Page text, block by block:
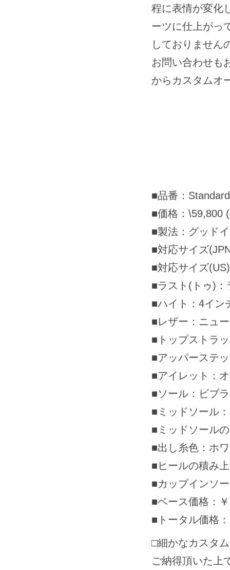
程に表情が変化
ーツに仕上がっ
しておりません
お問い合わせも
からカスタムオ
■品番：
■価格：\59,800
■製法：グッド
■対応サイズ
■対応サイズ
■ラスト(トゥ)：
■ハイト：4イン
■レザー：ニュ
■トップストラ
■アッパーステ
■アイレット：
■ソール：ビブ
■ミッドソール
■ミッドソール
■出し糸色：ホ
■ヒールの積み
■カップインソ
■ベース価格：
■トータル価格
□細かなカスタ
ご納得頂いた上